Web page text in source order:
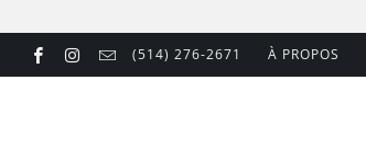
(514) 276-2671 À PROPOS